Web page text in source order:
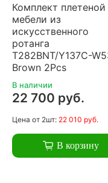
Комплект плетеной
мебели из
искусственного
ротанга
T282BNT/Y137C-
Brown 2Pcs
В наличии
22 700 руб.
Цена от 2шт: 22 010 руб.
В корзину